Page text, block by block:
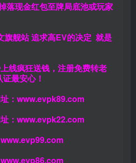
落现金红包至牌局底池或玩家
旗舰站追求高EV的决定 就是
线疯狂送钱，注册免费转老
最安心！
： www.evpk89.com
： www.evpk22.com
www.evp99.com
www.evp86.com